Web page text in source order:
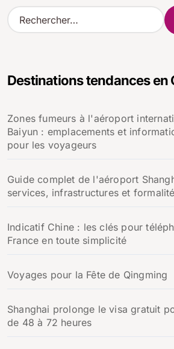
R
e
r
e
r
Destinations tendances en
Zones fumeurs à l'aéroport
Baiyun : emplacements et
pour les voyageurs
Guide complet de l'aéroport
services, infrastructures et
Indicatif Chine : les clés pour
France en toute simplicité
Voyages pour la Fête de Qingming
Shanghai prolonge le visa gratuit
de 48 à 72 heures